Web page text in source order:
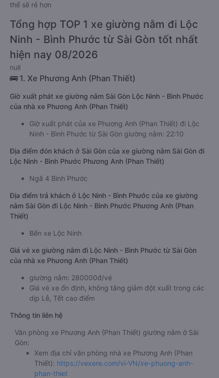
thể sẽ rẻ hơn
Tổng hợp TOP 1 xe giường nằm đi Lộc
Ninh - Bình Phước từ Sài Gòn tốt nhất
hiện nay 08/2026
null
🚌 1. Xe Phương Anh (Phan Thiết)
Giờ xuất phát xe giường nằm Sài Gòn Lộc Ninh - Bình Phước
của nhà xe Phương Anh (Phan Thiết)
Giờ xuất phát của xe Phương Anh (Phan Thiết) đi Lộc
Ninh - Bình Phước từ Sài Gòn giường nằm: 22:10
Địa điểm đón khách ở Sài Gòn của xe giường nằm Sài Gòn đi
Lộc Ninh - Bình Phước Phương Anh (Phan Thiết)
Ngã 4 Bình Phước
Địa điểm trả khách ở Lộc Ninh - Bình Phước của xe giường
nằm Sài Gòn đi Lộc Ninh - Bình Phước Phương Anh (Phan
Thiết)
Bến xe Lộc Ninh
Giá vé xe giường nằm đi Lộc Ninh - Bình Phước từ Sài Gòn
của nhà xe Phương Anh (Phan Thiết)
giường nằm: 280000đ/vé
Giá vé xe ổn định, không tăng giảm đột xuất trong các
dịp Lễ, Tết cao điểm
Thông tin liên hệ
Văn phòng xe Phương Anh (Phan Thiết) giường nằm ở Sài
Gòn:
Xem địa chỉ văn phòng nhà xe Phương Anh (Phan
Thiết): https://vexere.com/vi-VN/xe-phuong-anh-
phan-thiet